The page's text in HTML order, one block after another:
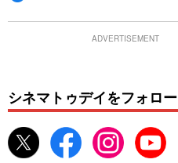
隠し砦の三悪人 THE LAST
PRINCESS
ADVERTISEMENT
シネマトゥデイをフォロー